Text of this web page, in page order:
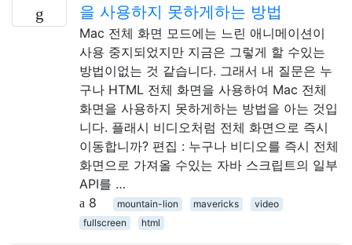
을 사용하지 못하게하는 방법
Mac 전체 화면 모드에는 느린 애니메이션이
사용 중지되었지만 지금은 그렇게 할 수있는
방법이없는 것 같습니다. 그래서 내 질문은 누
구나 HTML 전체 화면을 사용하여 Mac 전체
화면을 사용하지 못하게하는 방법을 아는 것입
니다. 플래시 비디오처럼 전체 화면으로 즉시
이동합니까? 편집 : 누구나 비디오를 즉시 전체
화면으로 가져올 수있는 자바 스크립트의 일부
API를 …
8
mountain-lion mavericks
video
fullscreen
html